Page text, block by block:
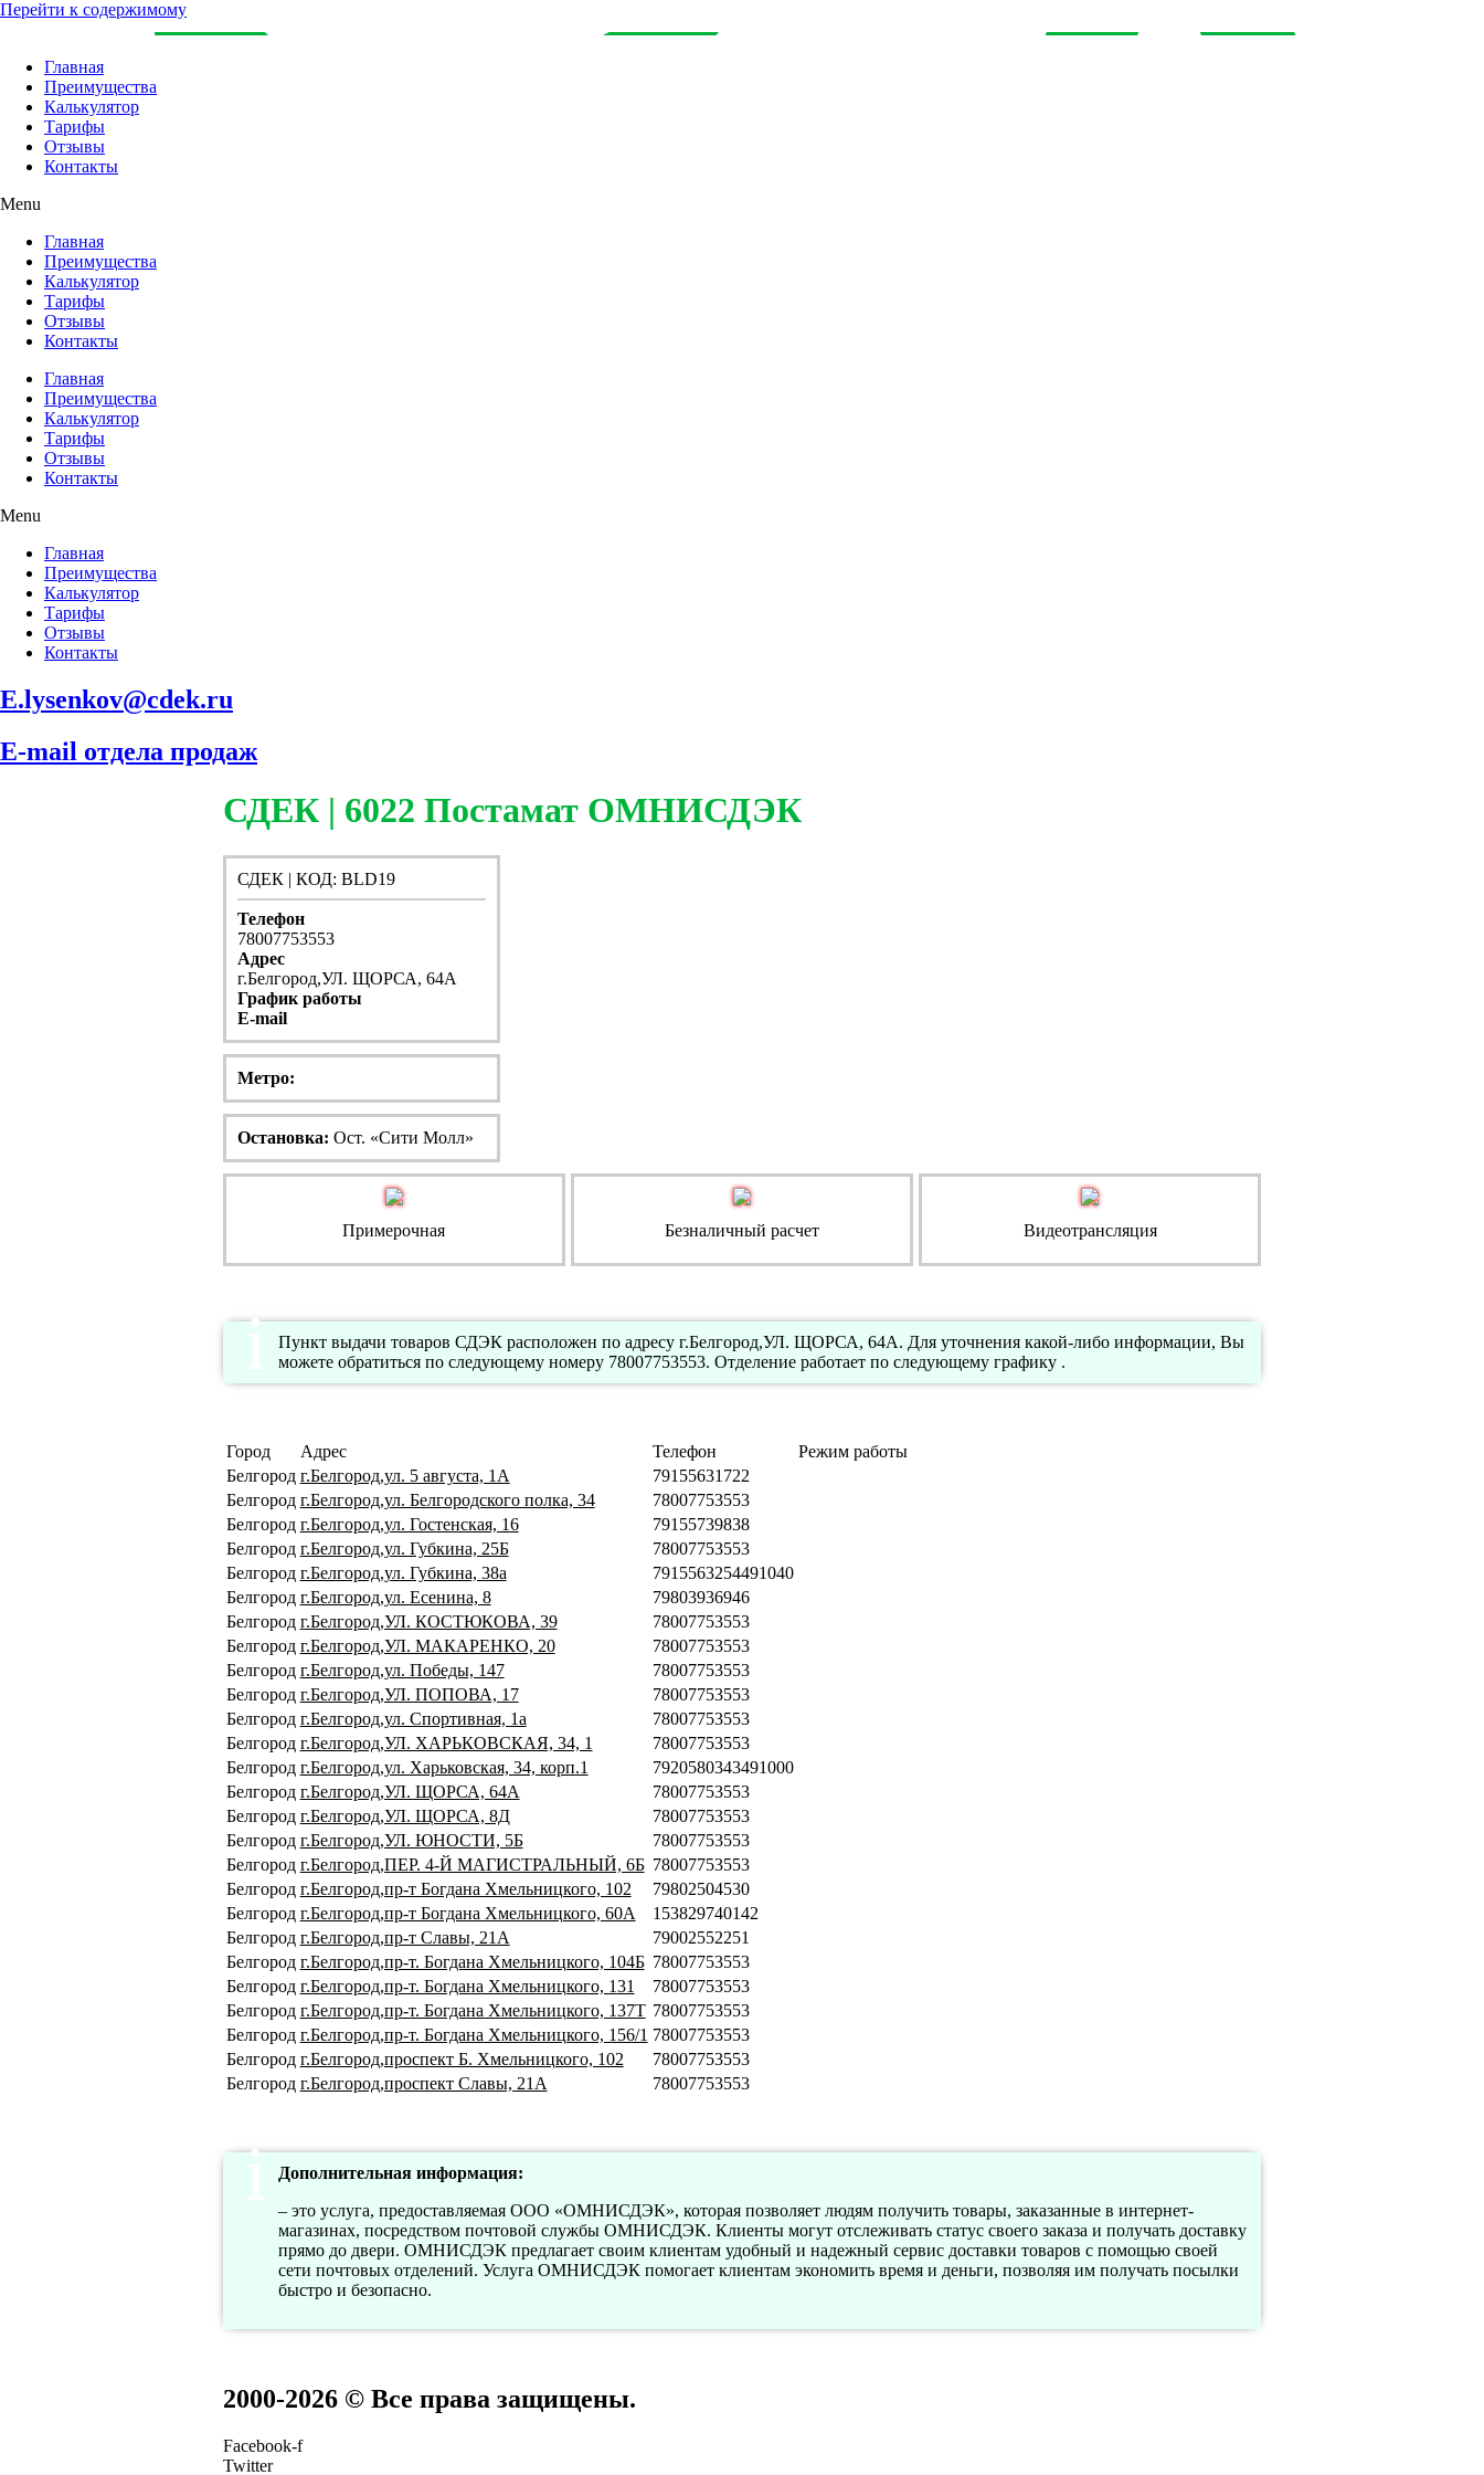
Перейти к содержимому
Главная
Преимущества
Калькулятор
Тарифы
Отзывы
Контакты
Menu
Главная
Преимущества
Калькулятор
Тарифы
Отзывы
Контакты
Главная
Преимущества
Калькулятор
Тарифы
Отзывы
Контакты
Menu
Главная
Преимущества
Калькулятор
Тарифы
Отзывы
Контакты
E.lysenkov@cdek.ru
E-mail отдела продаж
СДЕК | 6022 Постамат ОМНИСДЭК
СДЕК | КОД: BLD19
Телефон
78007753553
Адрес
г.Белгород,УЛ. ЩОРСА, 64А
График работы
E-mail
Метро:
Остановка: Ост. «Сити Молл»
Примерочная Безналичный расчет Видеотрансляция
Пункт выдачи товаров СДЭК расположен по адресу г.Белгород,УЛ. ЩОРСА, 64А. Для уточнения какой-либо информации, Вы
можете обратиться по следующему номеру 78007753553. Отделение работает по следующему графику .
Город Адрес Телефон
Режим работы
Белгород г.Белгород,ул. 5 августа, 1А
79155631722
Белгород г.Белгород,ул. Белгородского полка, 34
78007753553
Белгород г.Белгород,ул. Гостенская, 16
79155739838
Белгород г.Белгород,ул. Губкина, 25Б
78007753553
Белгород г.Белгород,ул. Губкина, 38а
7915563254491040
Белгород г.Белгород,ул. Есенина, 8
79803936946
Белгород г.Белгород,УЛ. КОСТЮКОВА, 39
78007753553
Белгород г.Белгород,УЛ. МАКАРЕНКО, 20
78007753553
Белгород г.Белгород,ул. Победы, 147
78007753553
Белгород г.Белгород,УЛ. ПОПОВА, 17
78007753553
Белгород г.Белгород,ул. Спортивная, 1а
78007753553
Белгород г.Белгород,УЛ. ХАРЬКОВСКАЯ, 34, 1
78007753553
Белгород г.Белгород,ул. Харьковская, 34, корп.1
7920580343491000
Белгород г.Белгород,УЛ. ЩОРСА, 64А
78007753553
Белгород г.Белгород,УЛ. ЩОРСА, 8Д
78007753553
Белгород г.Белгород,УЛ. ЮНОСТИ, 5Б
78007753553
Белгород г.Белгород,ПЕР. 4-Й МАГИСТРАЛЬНЫЙ, 6Б 78007753553
Белгород г.Белгород,пр-т Богдана Хмельницкого, 102
79802504530
Белгород г.Белгород,пр-т Богдана Хмельницкого, 60А
153829740142
Белгород г.Белгород,пр-т Славы, 21А
79002552251
Белгород г.Белгород,пр-т. Богдана Хмельницкого, 104Б 78007753553
Белгород г.Белгород,пр-т. Богдана Хмельницкого, 131
78007753553
Белгород г.Белгород,пр-т. Богдана Хмельницкого, 137Т 78007753553
Белгород г.Белгород,пр-т. Богдана Хмельницкого, 156/1 78007753553
Белгород г.Белгород,проспект Б. Хмельницкого, 102
78007753553
Белгород г.Белгород,проспект Славы, 21А 78007753553
Дополнительная информация:
– это услуга, предоставляемая ООО «ОМНИСДЭК», которая позволяет людям получить товары, заказанные в интернет-
магазинах, посредством почтовой службы ОМНИСДЭК. Клиенты могут отслеживать статус своего заказа и получать доставку
прямо до двери. ОМНИСДЭК предлагает своим клиентам удобный и надежный сервис доставки товаров с помощью своей
сети почтовых отделений. Услуга ОМНИСДЭК помогает клиентам экономить время и деньги, позволяя им получать посылки
быстро и безопасно.
2000-2026 © Все права защищены.
Facebook-f
Twitter